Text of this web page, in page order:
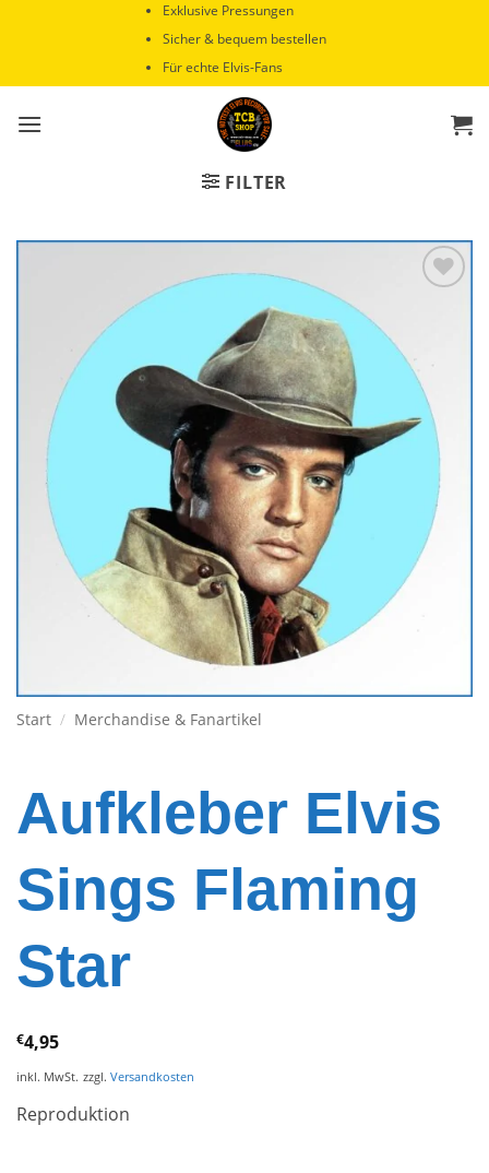
Exklusive Pressungen
Sicher & bequem bestellen
Für echte Elvis-Fans
FILTER
Wunschliste
hinzufügen
Start / Merchandise & Fanartikel
Aufkleber Elvis
Sings Flaming
Star
€4,95
inkl. MwSt. zzgl. Versandkosten
Reproduktion